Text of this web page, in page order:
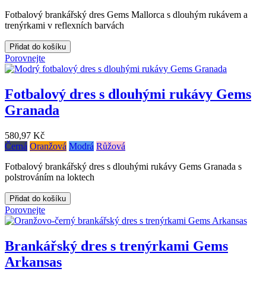
Fotbalový brankářský dres Gems Mallorca s dlouhým rukávem a
trenýrkami v reflexních barvách
Přidat do košíku
Porovnejte
Fotbalový dres s dlouhými rukávy Gems
Granada
580,97 Kč
Černá Oranžová Modrá Růžová
Fotbalový brankářský dres s dlouhými rukávy Gems Granada s
polstrováním na loktech
Přidat do košíku
Porovnejte
Brankářský dres s trenýrkami Gems
Arkansas